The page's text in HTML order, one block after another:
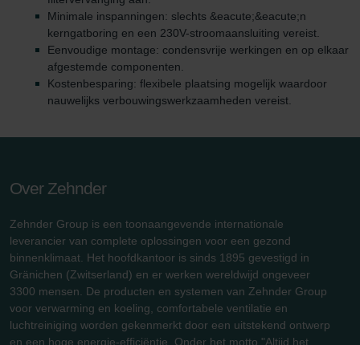
Minimale inspanningen: slechts &eacute;&eacute;n
kerngatboring en een 230V-stroomaansluiting vereist.
Eenvoudige montage: condensvrije werkingen en op elkaar
afgestemde componenten.
Kostenbesparing: flexibele plaatsing mogelijk waardoor
nauwelijks verbouwingswerkzaamheden vereist.
Over Zehnder
Zehnder Group is een toonaangevende internationale
leverancier van complete oplossingen voor een gezond
binnenklimaat. Het hoofdkantoor is sinds 1895 gevestigd in
Gränichen (Zwitserland) en er werken wereldwijd ongeveer
3300 mensen. De producten en systemen van Zehnder Group
voor verwarming en koeling, comfortabele ventilatie en
luchtreiniging worden gekenmerkt door een uitstekend ontwerp
en een hoge energie-efficiëntie. Onder het motto "Altijd het